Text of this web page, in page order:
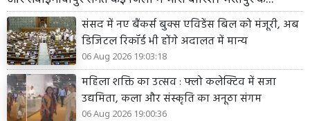
संसद में नए बैंकर्स बुक्स एविडेंस बिल को मंजूरी, अब
डिजिटल रिकॉर्ड भी होंगे अदालत में मान्य
06 Aug 2026 19:03:18
महिला शक्ति का उत्सव : फ्लो कलेक्टिव में सजा
उद्यमिता, कला और संस्कृति का अनूठा संगम
06 Aug 2026 19:00:36